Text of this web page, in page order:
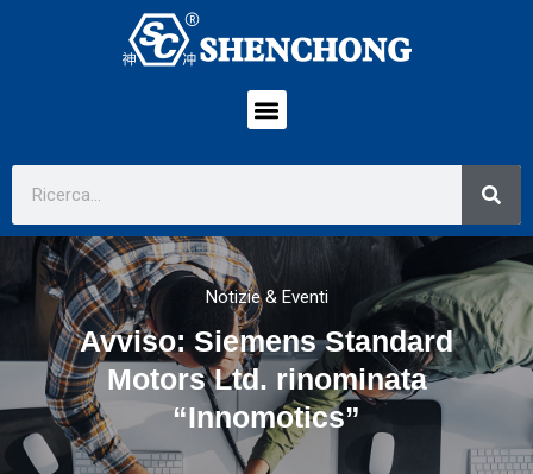
Notizie & Eventi
Avviso: Siemens Standard
Motors Ltd. rinominata
“Innomotics”